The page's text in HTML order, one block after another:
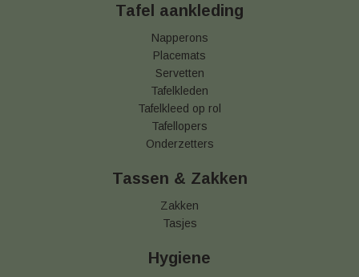
Tafel aankleding
Napperons
Placemats
Servetten
Tafelkleden
Tafelkleed op rol
Tafellopers
Onderzetters
Tassen & Zakken
Zakken
Tasjes
Hygiene